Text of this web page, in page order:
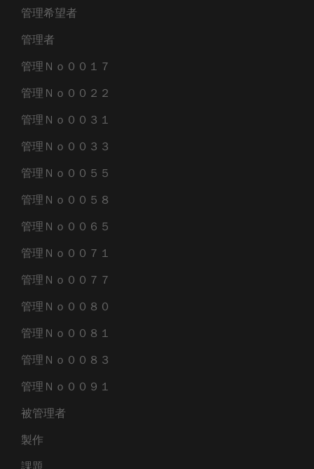
管理希望者
管理者
管理Ｎｏ００１７
管理Ｎｏ００２２
管理Ｎｏ００３１
管理Ｎｏ００３３
管理Ｎｏ００５５
管理Ｎｏ００５８
管理Ｎｏ００６５
管理Ｎｏ００７１
管理Ｎｏ００７７
管理Ｎｏ００８０
管理Ｎｏ００８１
管理Ｎｏ００８３
管理Ｎｏ００９１
被管理者
製作